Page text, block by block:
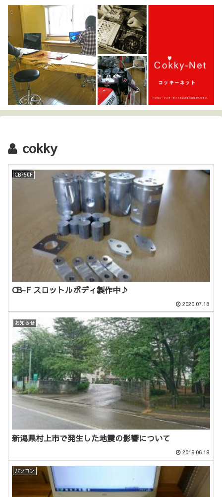
cokky
CB750F
CB-F スロットルボディ製作中♪
2020.07.18
お知らせ
新潟県村上市で発生した地震の影響について
2019.06.19
パソコン